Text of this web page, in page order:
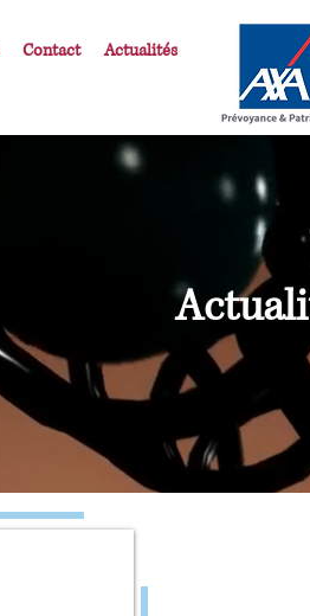
Contact Actualités